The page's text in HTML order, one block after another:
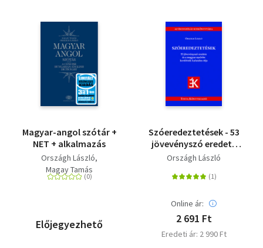
Magyar-angol szótár +
NET + alkalmazás
Országh László
Magay Tamás
Előjegyezhető
Szóeredeztetések - 53
jövevényszó eredete
és a magyar nyelvbe
útja
Országh László
Online ár:
2 691 Ft
Eredeti ár: 2 990 Ft